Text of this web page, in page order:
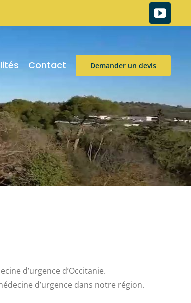
Contact Demander un devis
d’urgence d’Occitanie.
d’urgence dans notre région.